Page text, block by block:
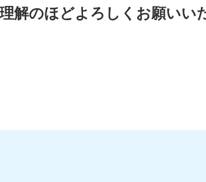
解のほどよろしくお願いい